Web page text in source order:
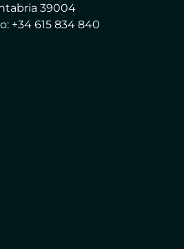
39004
+34 615 834 840